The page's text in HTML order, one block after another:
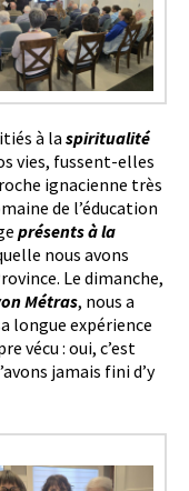
à la spiritualité
vies, fussent-elles
ignacienne très
de l’éducation
présents à la
nous avons
Le dimanche,
Métras, nous a
longue expérience
vécu : oui, c’est
jamais fini d’y